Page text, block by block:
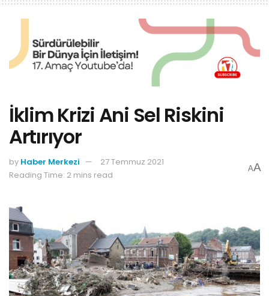
İklim Krizi Ani Sel Riskini
Artırıyor
by Haber Merkezi
27 Temmuz 2021
Reading Time: 2 mins read
AA